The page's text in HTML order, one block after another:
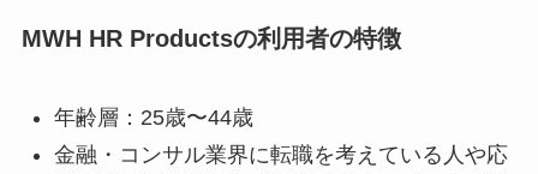
MWH HR Productsの利用者の特徴
年齢層：25歳〜44歳
金融・コンサル業界に転職を考えている人や応